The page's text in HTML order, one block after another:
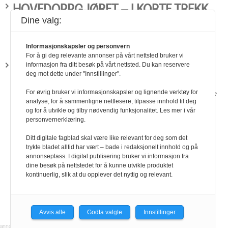
HOVEDOPPGJØRET – I KORTE TREKK
Lønn og Tariff Hovedoppgjøret - i korte trekk Så er vi der igjen. Det er hovedoppgjør i
Bergersen
FAKTA OG TIPS OM LØNN
bedriften Er du tillitsvalgt som snart skal i gang med lønnsforhandlingene på …
Terje
Bergersen, Øivind Hovland
Dine valg:
Informasjonskapsler og personvern
For å gi deg relevante annonser på vårt nettsted bruker vi
informasjon fra ditt besøk på vårt nettsted. Du kan reservere
deg mot dette under "Innstillinger".
For øvrig bruker vi informasjonskapsler og lignende verktøy for
analyse, for å sammenligne nettlesere, tilpasse innhold til deg
og for å utvikle og tilby nødvendig funksjonalitet. Les mer i vår
personvernerklæring.
Ditt digitale fagblad skal være like relevant for deg som det
trykte bladet alltid har vært – bade i redaksjonelt innhold og på
annonseplass. I digital publisering bruker vi informasjon fra
dine besøk på nettstedet for å kunne utvikle produktet
kontinuerlig, slik at du opplever det nyttig og relevant.
Avvis alle Godta valgte Innstillinger